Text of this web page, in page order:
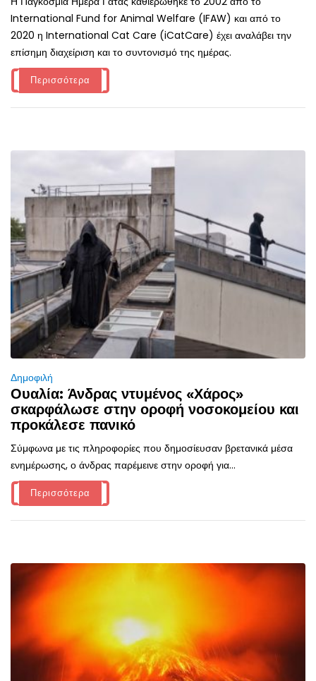
International Fund for Animal Welfare (IFAW) και από το
2020 η International Cat Care (iCatCare) έχει αναλάβει την
επίσημη διαχείριση και το συντονισμό της ημέρας.
Περισσότερα
Δημοφιλή
Ουαλία: Άνδρας ντυμένος «Χάρος»
σκαρφάλωσε στην οροφή νοσοκομείου και
προκάλεσε πανικό
Σύμφωνα με τις πληροφορίες που δημοσίευσαν βρετανικά μέσα
ενημέρωσης, ο άνδρας παρέμεινε στην οροφή για...
Περισσότερα